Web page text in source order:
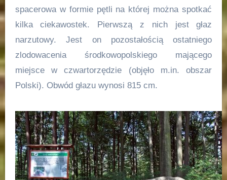
spacerowa w formie pętli na której można spotkać
kilka ciekawostek. Pierwszą z nich jest głaz
narzutowy. Jest on pozostałością ostatniego
zlodowacenia środkowopolskiego mającego
miejsce w czwartorzędzie (objęło m.in. obszar
Polski). Obwód głazu wynosi 815 cm.